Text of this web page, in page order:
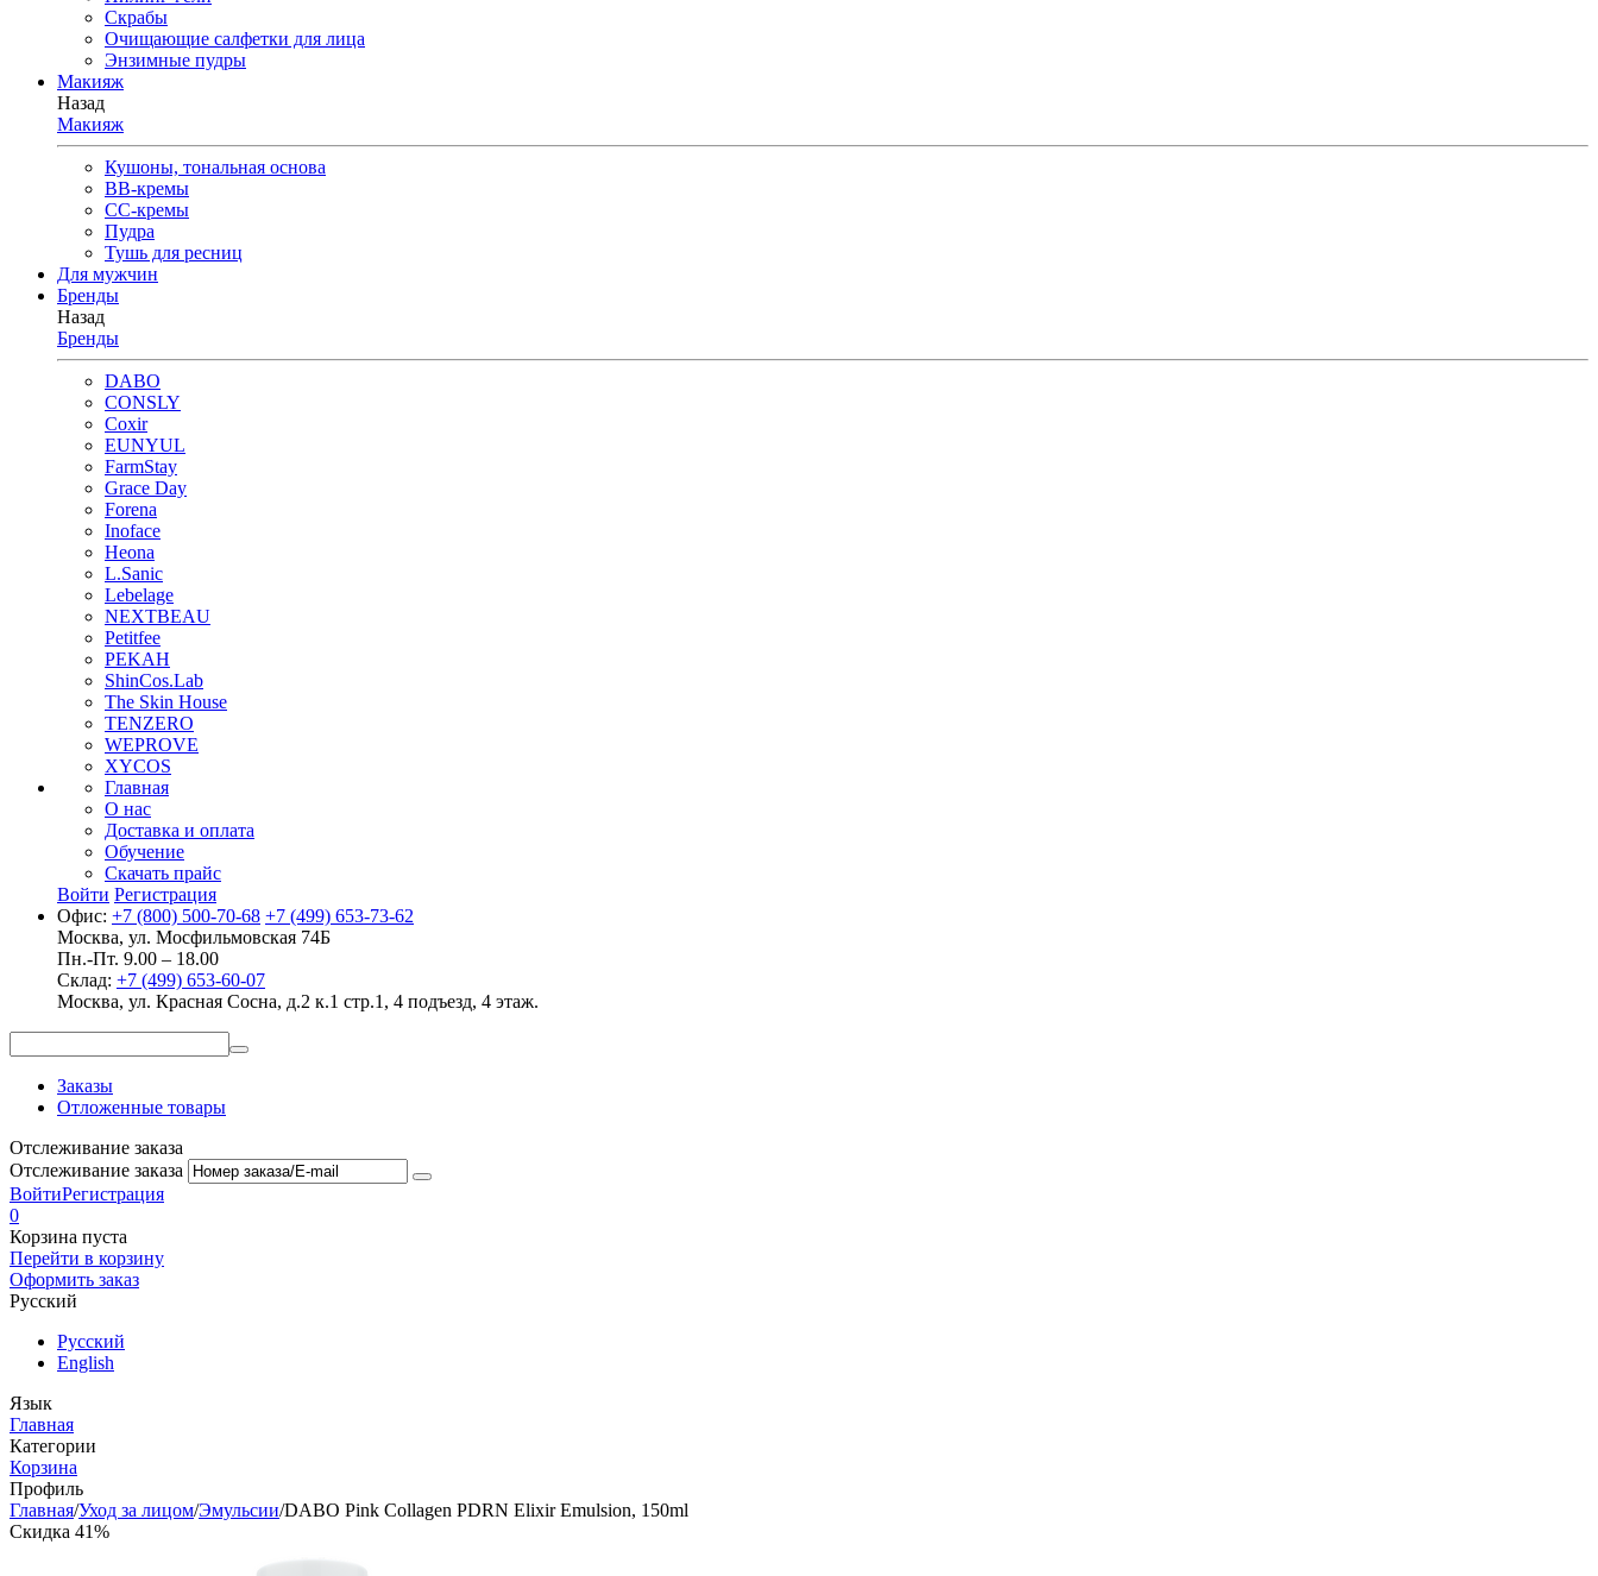
Скрабы
Очищающие салфетки для лица
Энзимные пудры
Макияж
Назад
Макияж
Кушоны, тональная основа
BB-кремы
CC-кремы
Пудра
Тушь для ресниц
Для мужчин
Бренды
Назад
Бренды
DABO
CONSLY
Coxir
EUNYUL
FarmStay
Grace Day
Forena
Inoface
Heona
L.Sanic
Lebelage
NEXTBEAU
Petitfee
PEKAH
ShinCos.Lab
The Skin House
TENZERO
WEPROVE
XYCOS
Главная
О нас
Доставка и оплата
Обучение
Скачать прайс
Войти Регистрация
Офис: +7 (800) 500-70-68 +7 (499) 653-73-62
Москва, ул. Мосфильмовская 74Б
Пн.-Пт. 9.00 – 18.00
Склад: +7 (499) 653-60-07
Москва, ул. Красная Сосна, д.2 к.1 стр.1, 4 подъезд, 4 этаж.
Заказы
Отложенные товары
Отслеживание заказа
Отслеживание заказа
ВойтиРегистрация
0
Корзина пуста
Перейти в корзину
Оформить заказ
Русский
Русский
English
Язык
Главная
Категории
Корзина
Профиль
Главная/Уход за лицом/Эмульсии/DABO Pink Collagen PDRN Elixir Emulsion, 150ml
Скидка 41%